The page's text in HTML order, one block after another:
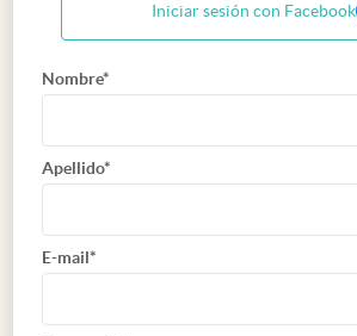
Iniciar sesión con Facebook
Nombre*
Apellido*
E-mail*